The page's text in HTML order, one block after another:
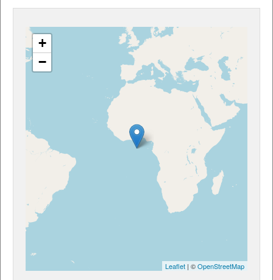
+
−
Leaflet | ©OpenStreetMap